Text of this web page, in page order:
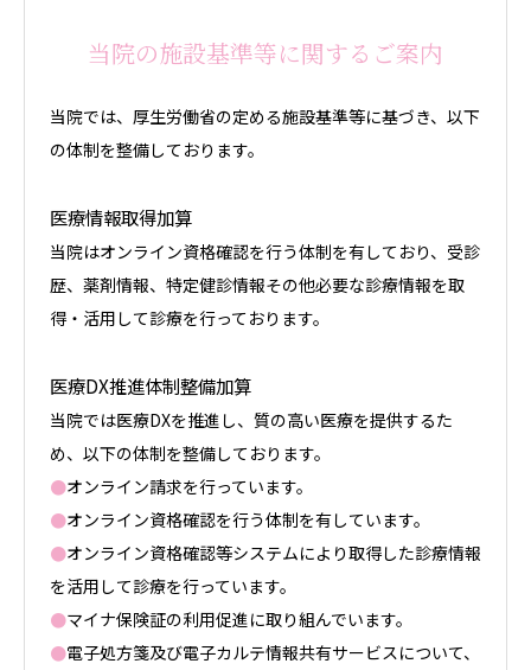
当院の施設基準等に関するご案内
当院では、厚生労働省の定める施設基準等に基づき、以下
の体制を整備しております。
医療情報取得加算
当院はオンライン資格確認を行う体制を有しており、受診
歴、薬剤情報、特定健診情報その他必要な診療情報を取
得・活用して診療を行っております。
医療DX推進体制整備加算
当院では医療DXを推進し、質の高い医療を提供するた
め、以下の体制を整備しております。
●オンライン請求を行っています。
●オンライン資格確認を行う体制を有しています。
●オンライン資格確認等システムにより取得した診療情報
を活用して診療を行っています。
●マイナ保険証の利用促進に取り組んでいます。
●電子処方箋及び電子カルテ情報共有サービスについて、